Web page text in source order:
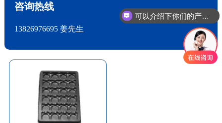
咨询热线
13826976695 姜先生
可以介绍下你们的产品么